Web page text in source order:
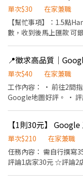
單次$30
在家兼職
【幫忙事項】：1.5點
數，
單次$40
在家兼職
工作內容： • 前往2間
Google地圖好評。 • 評
Google帳號品質穩定
地圖，不是短時間大量
或大量洗評論的帳號。 應徵前請先確認： ✓ 您的Google評論都能
正常顯示，不會無故消
【1則30元】
單次$210
在家兼職
任務內容： 需自行撰寫
評論1店家30元 ☆評論2